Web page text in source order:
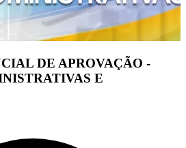
DE APROVAÇÃO -
E